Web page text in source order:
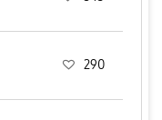
290